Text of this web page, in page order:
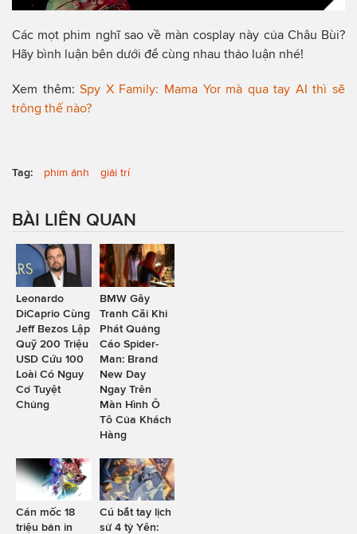
Các mọt phim nghĩ sao về màn cosplay này của Châu Bùi?
Hãy bình luận bên dưới để cùng nhau thảo luận nhé!
Xem thêm:Spy X Family: Mama Yor mà qua tay AI thì sẽ
trông thế nào?
Tag: phim ảnh giải trí
BÀI LIÊN QUAN
Leonardo
DiCaprio Cùng
Jeff Bezos Lập
Quỹ 200 Triệu
USD Cứu 100
Loài Có Nguy
Cơ Tuyệt
Chủng
BMW Gây
Tranh Cãi Khi
Phát Quảng
Cáo Spider-
Man: Brand
New Day
Ngay Trên
Màn Hình Ô
Tô Của Khách
Hàng
Cán mốc 18
triệu bản in
Cú bắt tay lịch
sử 4 tỷ Yên: